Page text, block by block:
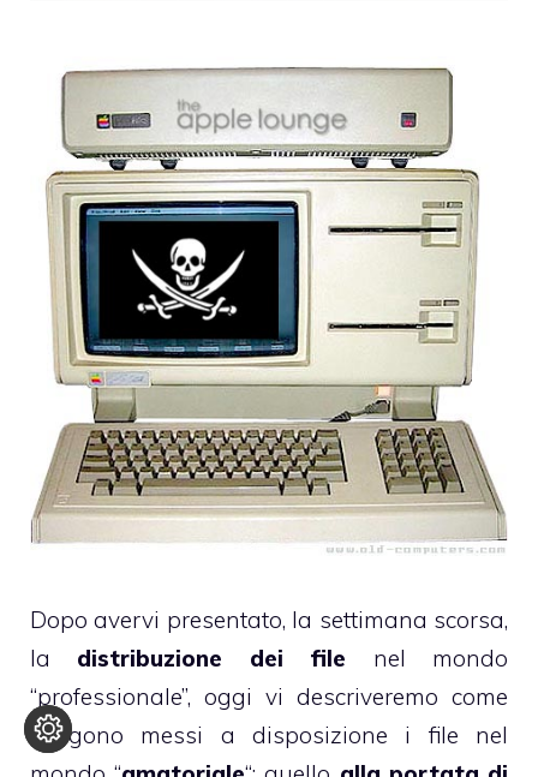
Dopo avervi presentato, la settimana scorsa,
la distribuzione dei file nel mondo
“professionale”, oggi vi descriveremo come
vengono messi a disposizione i file nel